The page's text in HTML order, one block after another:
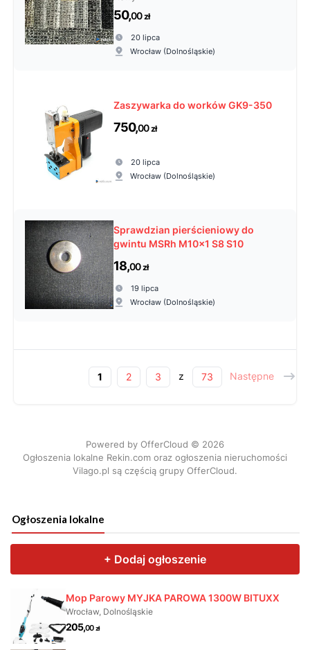
Ogłoszenia lokalne